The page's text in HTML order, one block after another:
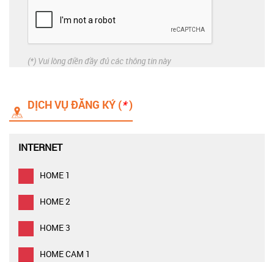
(*) Vui lòng điền đầy đủ các thông tin này
DỊCH VỤ ĐĂNG KÝ (*)
INTERNET
HOME 1
HOME 2
HOME 3
HOME CAM 1